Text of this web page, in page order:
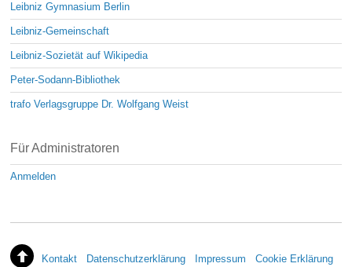
Leibniz Gymnasium Berlin
Leibniz-Gemeinschaft
Leibniz-Sozietät auf Wikipedia
Peter-Sodann-Bibliothek
trafo Verlagsgruppe Dr. Wolfgang Weist
Für Administratoren
Anmelden
Kontakt Datenschutzerklärung Impressum Cookie Erklärung